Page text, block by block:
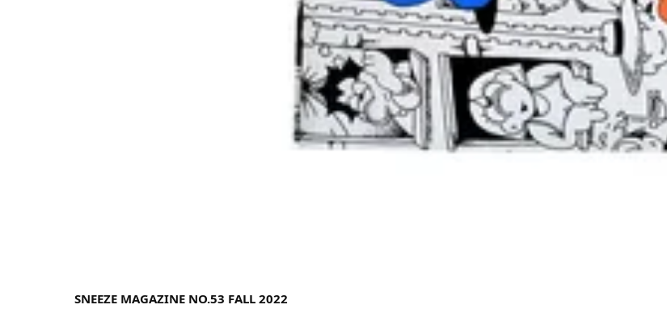
SNEEZE MAGAZINE NO.53 FALL 2022